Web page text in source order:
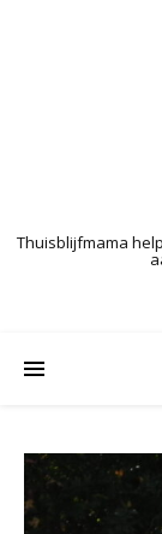
Thuisblijfmama